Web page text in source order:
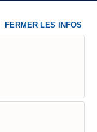
FERMER LES INFOS